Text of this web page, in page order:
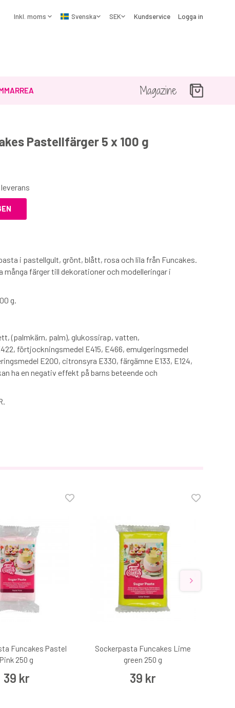
Kundservice Logga in
Magazine
Pastellfärger 5 x 100 g
i pastellgult, grönt, blått, rosa och lila från Funcakes.
färger till dekorationer och modelleringar i
g.
(palmkärn, palm), glukossirap, vatten,
förtjockningsmedel E415, E466, emulgeringsmedel
E200, citronsyra E330, färgämne E133, E124,
ha en negativ effekt på barns beteende och
Funcakes Pastel
Pink 250 g
39 kr
Sockerpasta Funcakes Lime
green 250 g
39 kr